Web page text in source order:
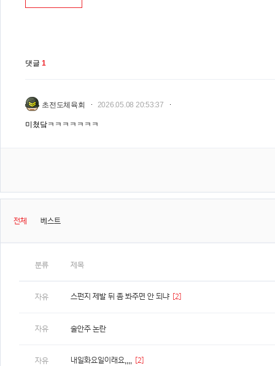
댓글 1
초전도체육회 2026.05.08 20:53:37
미쳤닼ㅋㅋㅋㅋㅋㅋㅋ
전체 베스트
분류 제목
자유 스펀지 제발 뒤 좀 봐주면 안 되냐 [2]
자유 술안주 논란
자유 내일화요일이래요,,,, [2]